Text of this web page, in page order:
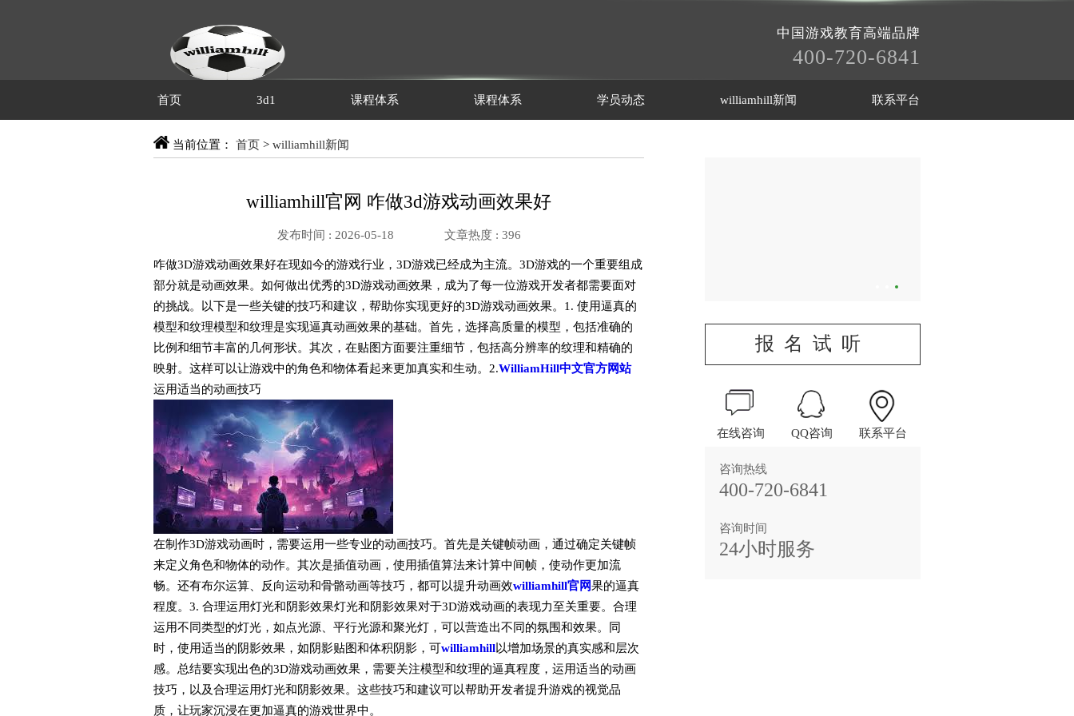
中国游戏教育高端品牌
400-720-6841
首页 3d1 课程体系 课程体系 学员动态 williamhill新闻 联系平台
当前位置： 首页 > williamhill新闻
williamhill官网 咋做3d游戏动画效果好
发布时间 : 2026-05-18 文章热度 : 396
咋做3D游戏动画效果好在现如今的游戏行业，3D游戏已经成为主流。3D游戏的一个重要组成
部分就是动画效果。如何做出优秀的3D游戏动画效果，成为了每一位游戏开发者都需要面对
的挑战。以下是一些关键的技巧和建议，帮助你实现更好的3D游戏动画效果。1. 使用逼真的
模型和纹理模型和纹理是实现逼真动画效果的基础。首先，选择高质量的模型，包括准确的
比例和细节丰富的几何形状。其次，在贴图方面要注重细节，包括高分辨率的纹理和精确的
映射。这样可以让游戏中的角色和物体看起来更加真实和生动。2.WilliamHill中文官方网站
运用适当的动画技巧
在制作3D游戏动画时，需要运用一些专业的动画技巧。首先是关键帧动画，通过确定关键帧
来定义角色和物体的动作。其次是插值动画，使用插值算法来计算中间帧，使动作更加流
畅。还有布尔运算、反向运动和骨骼动画等技巧，都可以提升动画效williamhill官网果的逼真
程度。3. 合理运用灯光和阴影效果灯光和阴影效果对于3D游戏动画的表现力至关重要。合理
运用不同类型的灯光，如点光源、平行光源和聚光灯，可以营造出不同的氛围和效果。同
时，使用适当的阴影效果，如阴影贴图和体积阴影，可williamhill以增加场景的真实感和层次
感。总结要实现出色的3D游戏动画效果，需要关注模型和纹理的逼真程度，运用适当的动画
技巧，以及合理运用灯光和阴影效果。这些技巧和建议可以帮助开发者提升游戏的视觉品
质，让玩家沉浸在更加逼真的游戏世界中。
报名试听
在线咨询 QQ咨询 联系平台
咨询热线
400-720-6841
咨询时间
24小时服务